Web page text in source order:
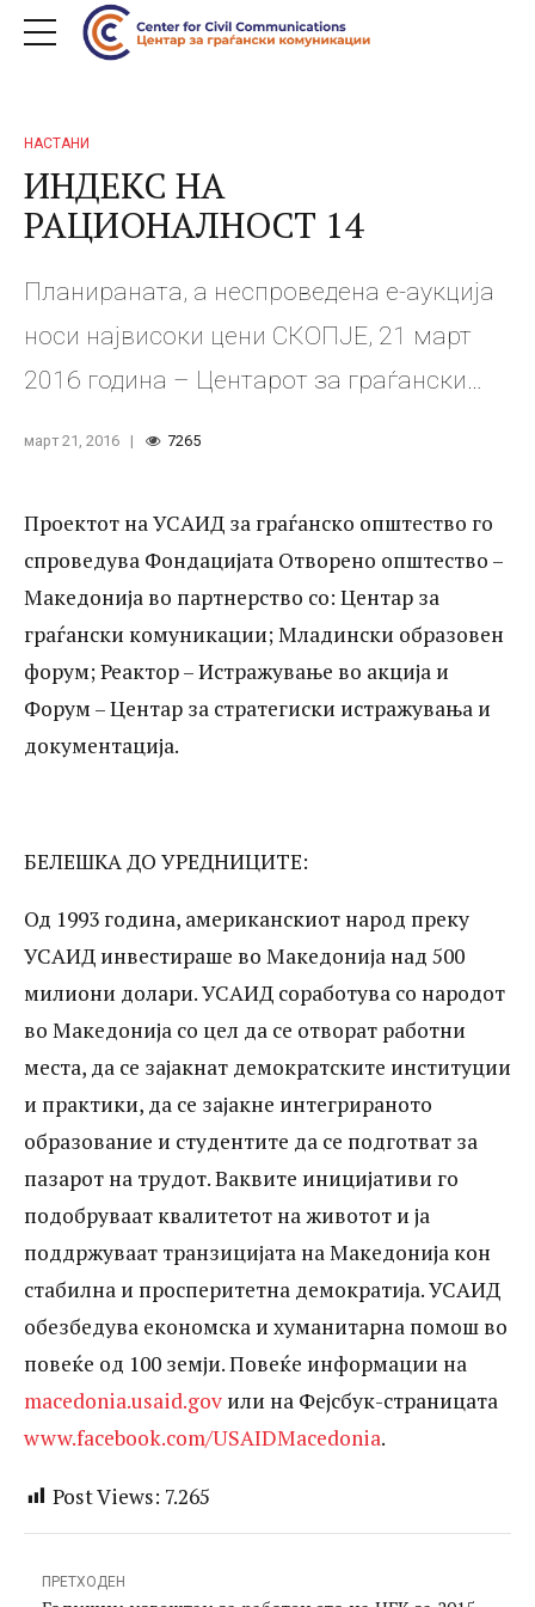
НАСТАНИ
ИНДЕКС НА
РАЦИОНАЛНОСТ 14
Планираната, а неспроведена е-аукција
носи највисоки цени СКОПЈЕ, 21 март
2016 година – Центарот за граѓански
се споредени цените по кои се купувани
метални архивски ормари, јаглен и
училишни столчиња. Најголемата
разлика во цената е евидентирана во
набавката на јаглен, а најмала во
набавката на заштитните гумени чизми.
чинеле институциите од 6.476 до 14.293
денари за 1 орман, со речиси идентични
димензии со што највисоката цена е за
дури 121% повисока од најниската;
јагленот е купуван по цени кои се
движат од 1.652 денари до 4.720 денари
за еден тон со што највисоката цена е за
дури 186% повисока од најниската;
училишни столчиња со стандардни
димензии се купувани по цени кои се
движат од 505 до 1.062 денари, што
значи дека највисоката цена е за 110%
повисока од најниската и заштитни
гумени чизми, високи до колена ги
чинеле комуналните претпријатија од
400 до 728 денари за пар со што
највисоката цена платена за оваа услуга
март 21, 2016 7265
Проектот на УСАИД за граѓанско општество го
спроведува Фондацијата Отворено општество –
Македонија во партнерство со: Центар за
граѓански комуникации; Младински образовен
форум; Реактор – Истражување во акција и
Форум – Центар за стратегиски истражувања и
документација.
БЕЛЕШКА ДО УРЕДНИЦИТЕ:
Од 1993 година, американскиот народ преку
УСАИД инвестираше во Македонија над 500
милиони долари. УСАИД соработува со народот
во Македонија со цел да се отворат работни
места, да се зајакнат демократските институции
и практики, да се зајакне интегрираното
образование и студентите да се подготват за
пазарот на трудот. Ваквите иницијативи го
подобруваат квалитетот на животот и ја
поддржуваат транзицијата на Македонија кон
стабилна и просперитетна демократија. УСАИД
обезбедува економска и хуманитарна помош во
повеќе од 100 земји. Повеќе информации на
macedonia.usaid.gov или на Фејсбук-страницата
www.facebook.com/USAIDMacedonia.
Post Views: 7.265
ПРЕТХОДЕН